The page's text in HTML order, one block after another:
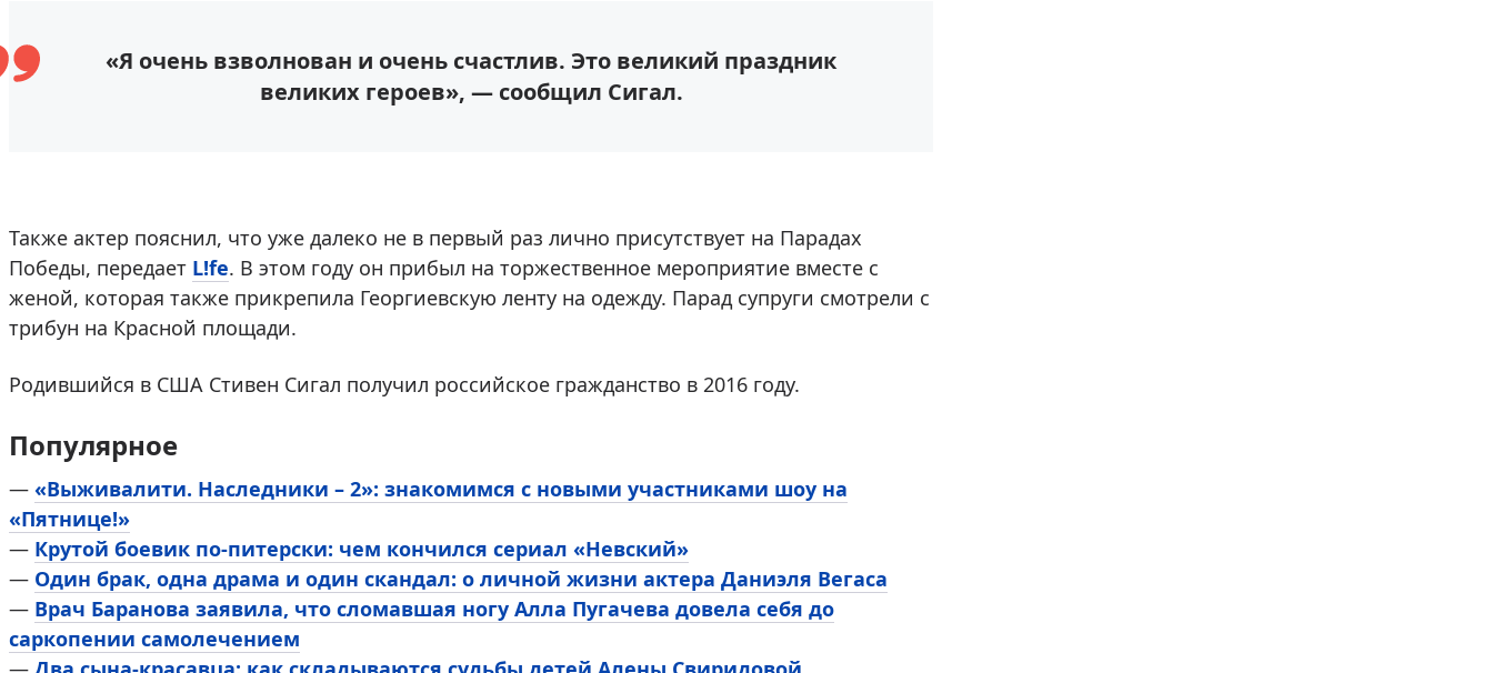
«Я очень взволнован и очень счастлив. Это великий праздник
великих героев», — сообщил Сигал.
Также актер пояснил, что уже далеко не в первый раз лично присутствует на Парадах
Победы, передает L!fe. В этом году он прибыл на торжественное мероприятие вместе с
женой, которая также прикрепила Георгиевскую ленту на одежду. Парад супруги смотрели с
трибун на Красной площади.
Родившийся в США Стивен Сигал получил российское гражданство в 2016 году.
Популярное
— «Выживалити. Наследники – 2»: знакомимся с новыми участниками шоу на
«Пятнице!»
— Крутой боевик по-питерски: чем кончился сериал «Невский»
— Один брак, одна драма и один скандал: о личной жизни актера Даниэля Вегаса
— Врач Баранова заявила, что сломавшая ногу Алла Пугачева довела себя до
саркопении самолечением